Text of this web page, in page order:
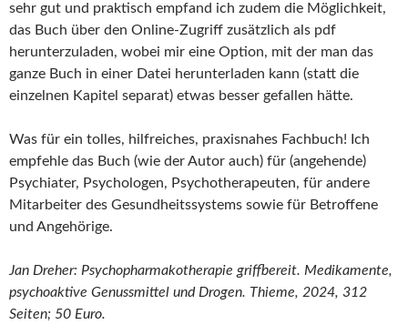
sehr gut und praktisch empfand ich zudem die Möglichkeit,
das Buch über den Online-Zugriff zusätzlich als pdf
herunterzuladen, wobei mir eine Option, mit der man das
ganze Buch in einer Datei herunterladen kann (statt die
einzelnen Kapitel separat) etwas besser gefallen hätte.
Was für ein tolles, hilfreiches, praxisnahes Fachbuch! Ich
empfehle das Buch (wie der Autor auch) für (angehende)
Psychiater, Psychologen, Psychotherapeuten, für andere
Mitarbeiter des Gesundheitssystems sowie für Betroffene
und Angehörige.
Jan Dreher: Psychopharmakotherapie griffbereit. Medikamente,
psychoaktive Genussmittel und Drogen. Thieme, 2024, 312
Seiten; 50 Euro.